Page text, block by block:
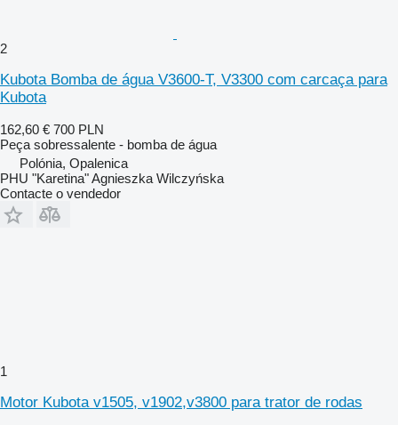
2
Kubota Bomba de água V3600-T, V3300 com carcaça para
Kubota
162,60 € 700 PLN
Peça sobressalente - bomba de água
Polónia, Opalenica
PHU "Karetina" Agnieszka Wilczyńska
Contacte o vendedor
1
Motor Kubota v1505, v1902,v3800 para trator de rodas